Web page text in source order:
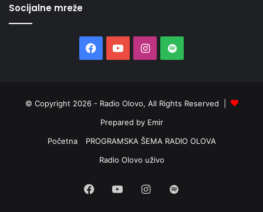
Socijalne mreže
Facebook
YouTubeInstagram
Spotify
© Copyright 2026 - Radio Olovo, All Rights Reserved |
Prepared by Emir
Početna
PROGRAMSKA ŠEMA RADIO OLOVA
Radio Olovo uživo
Facebook
YouTubeInstagram
Spotify